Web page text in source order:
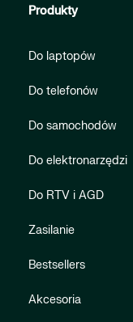
Produkty
Do laptopów
Do telefonów
Do samochodów
Do elektronarzędzi
Do RTV i AGD
Zasilanie
Bestsellers
Akcesoria